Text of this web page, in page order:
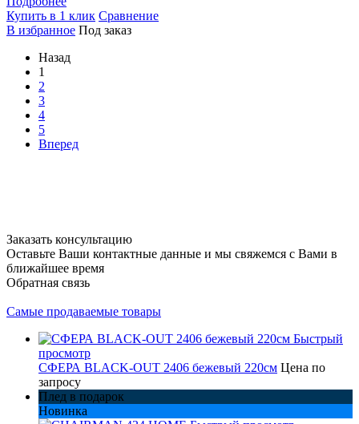
Купить в 1 клик Сравнение
В избранное Под заказ
Назад
1
2
3
4
5
Вперед
Заказать консультацию
Оставьте Ваши контактные данные и мы свяжемся с Вами в
ближайшее время
Обратная связь
Самые продаваемые товары
Быстрый
просмотр
СФЕРА BLACK-OUT 2406 бежевый 220см Цена по
запросу
Плед в подарок
Новинка